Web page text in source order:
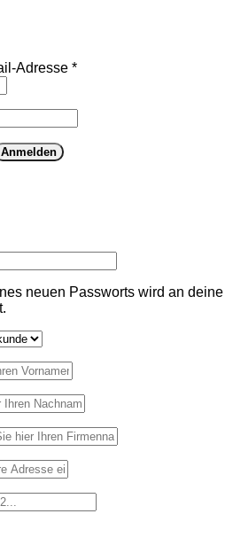
Adresse *Erforderlich
Anmelden
neuen Passworts wird an deine